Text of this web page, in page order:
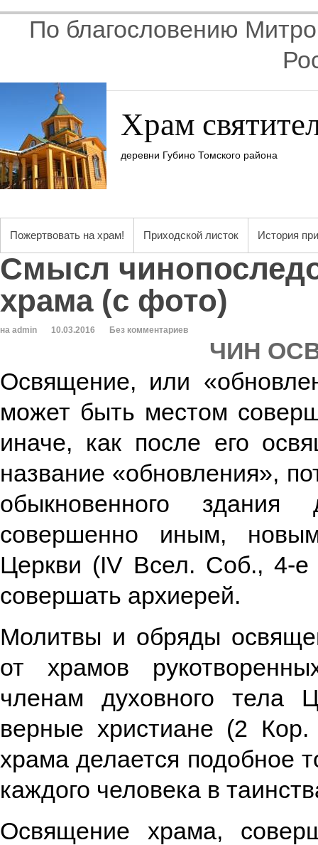
По благословению
Храм
деревни Губино Томского района
Пожертвовать на храм! Приходской листок История
Смысл
храма (с фото)
на admin 10.03.2016 Без комментариев
ЧИН
Освящение, или
может быть местом
иначе, как после его
название «обновления»,
обыкновенного
совершенно иным,
Церкви (IV Всел. Соб., 4-
совершать архиерей.
Молитвы и обряды
от храмов
членам духовного тела
верные христиане (2
храма делается подобное
каждого человека в
Освящение храма,